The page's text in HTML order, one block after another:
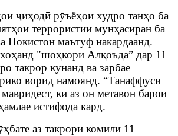
ҷиҳодӣ рӯъёҳои худро танҳо ба
террористии мунҳасиран ба
Покистон маътуф накардаанд.
"шоҳкори Алқоъда” дар 11
такрор кунанд ва зарбае
ворид намоянд. “Танаффуси
ки аз он метавон барои
истифода кард.
аз такрори комили 11